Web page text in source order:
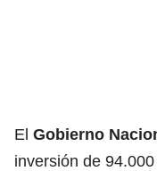
El Gobierno
inversión de